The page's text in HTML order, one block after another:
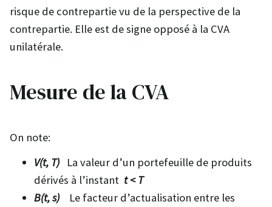
risque de contrepartie vu de la perspective de la
contrepartie. Elle est de signe opposé à la CVA
unilatérale.
Mesure de la CVA
On note:
V(t, T) La valeur d’un portefeuille de produits
dérivés à l’instant t < T
B(t, s) Le facteur d’actualisation entre les